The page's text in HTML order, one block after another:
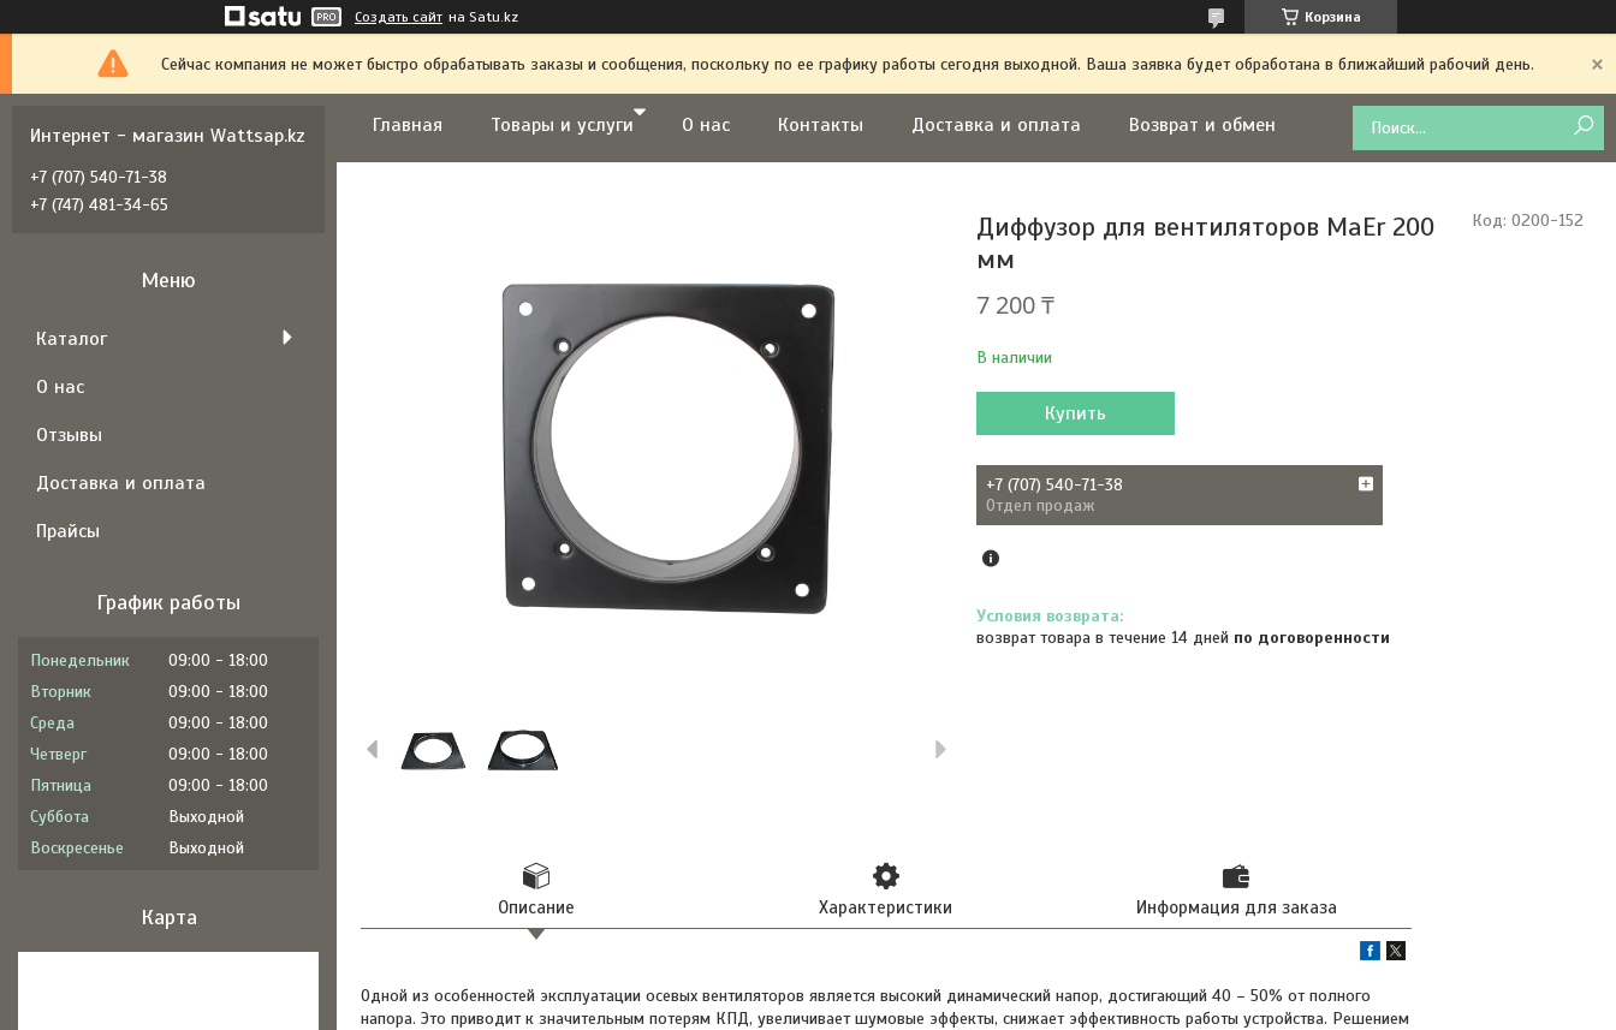
Создать сайт на Satu.kz Корзина
Сейчас компания не может быстро обрабатывать заказы и сообщения, поскольку по ее графику работы сегодня выходной. Ваша заявка будет обработана в ближайший рабочий день.
Главная Товары и услуги О нас Контакты Доставка и оплата Возврат и обмен
Диффузор для вентиляторов MaEr 200
мм
7 200 ₸
В наличии
Код: 0200-152
Купить
+7 (707) 540-71-38
Отдел продаж
возврат товара в течение 14 дней по договоренности
Описание Характеристики Информация для заказа
Одной из особенностей эксплуатации осевых вентиляторов является высокий динамический напор, достигающий 40 – 50% от полного
напора. Это приводит к значительным потерям КПД, увеличивает шумовые эффекты, снижает эффективность работы устройства. Решением
Интернет - магазин Wattsap.kz
+7 (707) 540-71-38
+7 (747) 481-34-65
Каталог
О нас
Отзывы
Доставка и оплата
Прайсы
График работы
Понедельник 09:00
18:00
Вторник
09:00
18:00
Среда
09:00
18:00
Четверг
09:00
18:00
Пятница
09:00
18:00
Суббота
Выходной
Воскресенье
Выходной
Карта